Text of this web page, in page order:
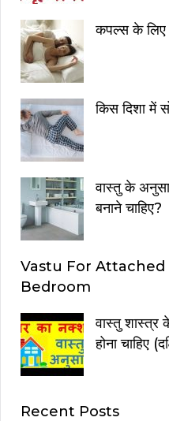
कपल्स के लिए
किस दिशा में
वास्तु के
बनाने चाहिए?
Vastu For
Bedroom
वास्तु शास्त्र
होना चाहिए
Recent Posts